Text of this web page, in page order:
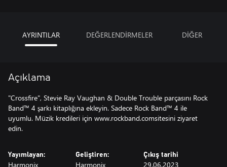
AYRINTILAR DEĞERLENDİRMELER DİĞER
Açıklama
"Crossfire", Stevie Ray Vaughan & Double Trouble parçasını Rock
Band™ 4 şarkı kitaplığına ekleyin. Sadece Rock Band™ 4 ile
uyumlu. Müzik kredileri için www.rockband.comsitesini ziyaret
edin.
Yayımlayan:
Harmonix
Geliştiren:
Harmonix
Çıkış tarihi
29.06.2023